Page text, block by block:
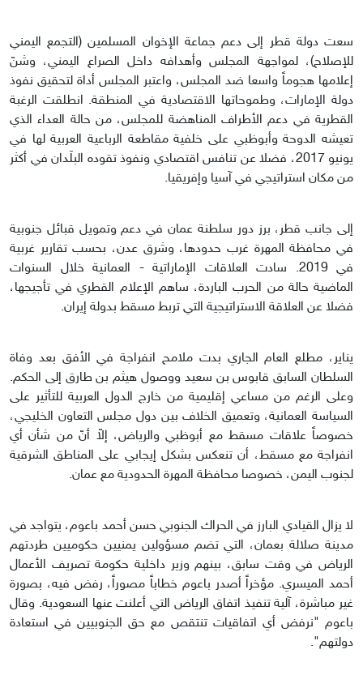
سعت دولة قطر إلى دعم جماعة الإخوان المسلمين (التجمع اليمني
للإصلاح)، لمواجهة المجلس وأهدافه داخل الصراع اليمني، وشنّ
إعلامها هجوماً واسعا ضد المجلس، واعتبر المجلس أداة لتحقيق نفوذ
دولة الإمارات، وطموحاتها الاقتصادية في المنطقة. انطلقت الرغبة
القطرية في دعم الأطراف المناهضة للمجلس، من حالة العداء الذي
تعيشه الدوحة وأبوظبي على خلفية مقاطعة الرباعية العربية لها في
يونيو 2017، فضلا عن تنافس اقتصادي ونفوذ تقوده البلَدان في أكثر
من مكان استراتيجي في آسيا وإفريقيا.
إلى جانب قطر، برز دور سلطنة عمان في دعم وتمويل قبائل جنوبية
في محافظة المهرة غرب حدودها، وشرق عدن، بحسب تقارير غربية
في 2019. سادت العلاقات الإماراتية - العمانية خلال السنوات
الماضية حالة من الحرب الباردة، ساهم الإعلام القطري في تأجيجها،
فضلا عن العلاقة الاستراتيجية التي تربط مسقط بدولة إيران.
يناير، مطلع العام الجاري بدت ملامح انفراجة في الأفق بعد وفاة
السلطان السابق قابوس بن سعيد ووصول هيثم بن طارق إلى الحكم.
وعلى الرغم من مساعي إقليمية من خارج الدول العربية للتأثير على
السياسة العمانية، وتعميق الخلاف بين دول مجلس التعاون الخليجي،
خصوصاً علاقات مسقط مع أبوظبي والرياض، إلاّ أنّ من شأن أي
انفراجة مع مسقط، أن تنعكس بشكل إيجابي على المناطق الشرقية
لجنوب اليمن، خصوصا محافظة المهرة الحدودية مع عمان.
لا يزال القيادي البارز في الحراك الجنوبي حسن أحمد باعوم، يتواجد في
مدينة صلالة بعمان، التي تضم مسؤولين يمنيين حكوميين طردتهم
الرياض في وقت سابق، بينهم وزير داخلية حكومة تصريف الأعمال
أحمد الميسري. مؤخراً أصدر باعوم خطاباً مصوراً، رفض فيه، بصورة
غير مباشرة، آلية تنفيذ اتفاق الرياض التي أعلنت عنها السعودية. وقال
باعوم "نرفض أي اتفاقيات تنتقص مع حق الجنوبيين في استعادة
دولتهم".